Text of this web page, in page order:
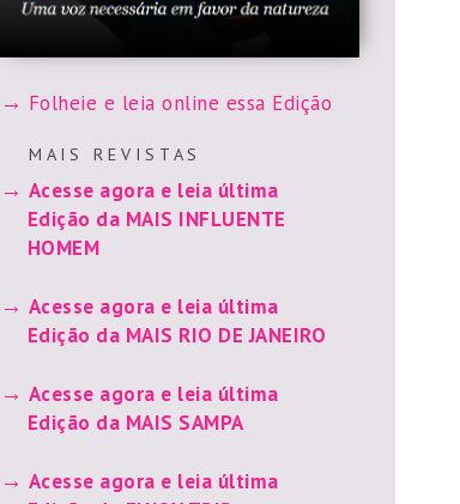
Folheie e leia online essa Edição
M A I S R E V I S T A S
Acesse agora e leia última
Edição da MAIS INFLUENTE
HOMEM
Acesse agora e leia última
Edição da MAIS RIO DE JANEIRO
Acesse agora e leia última
Edição da MAIS SAMPA
Acesse agora e leia última